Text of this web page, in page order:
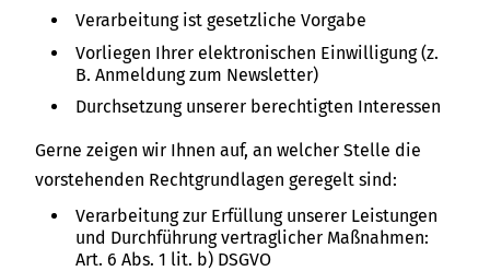
Verarbeitung ist gesetzliche Vorgabe
Vorliegen Ihrer elektronischen Einwilligung (z.
B. Anmeldung zum Newsletter)
Durchsetzung unserer berechtigten Interessen
Gerne zeigen wir Ihnen auf, an welcher Stelle die
vorstehenden Rechtgrundlagen geregelt sind:
Verarbeitung zur Erfüllung unserer Leistungen
und Durchführung vertraglicher Maßnahmen:
Art. 6 Abs. 1 lit. b) DSGVO